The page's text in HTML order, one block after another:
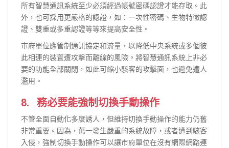
所有智慧通訊系統至少必須經過帳號密碼認證才能存取。此
外，也可採用更嚴格的認證，如：一次性密碼、生物特徵認
證、雙重或多重認證等等來提高安全性。
市府單位應管制通訊協定和流量，以降低中央系統或多個彼
此相連的裝置遭攻擊而離線的風險。將智慧通訊系統上非必
要的功能全部關閉，如此可縮小駭客的攻擊面，也避免遭人
濫用。
8. 務必要能強制切換手動操作
不管全面自動化多麼誘人，但維持切換手動操作的能力仍舊
非常重要。因為，萬一發生嚴重的系統故障，或者遭到駭客
入侵，強制切換手動操作可以讓市府單位在沒有網際網路連